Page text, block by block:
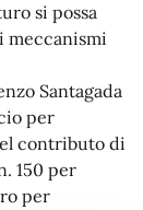
si possa
meccanismi
Santagada
per
contributo di
150 per
per